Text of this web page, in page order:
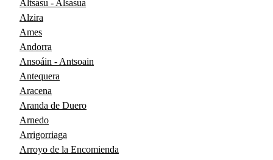
Altsasu - Alsasua
Alzira
Ames
Andorra
Ansoáin - Antsoain
Antequera
Aracena
Aranda de Duero
Arnedo
Arrigorriaga
Arroyo de la Encomienda